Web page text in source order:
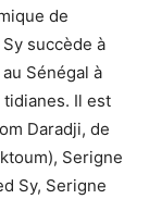
de
succède à
Sénégal à
Il est
Daradji, de
Serigne
Sy, Serigne